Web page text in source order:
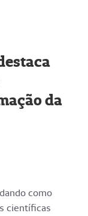
da
como
científicas